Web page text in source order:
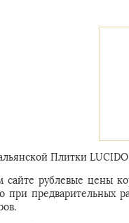
Плитки
рублевые цены
при предварительных